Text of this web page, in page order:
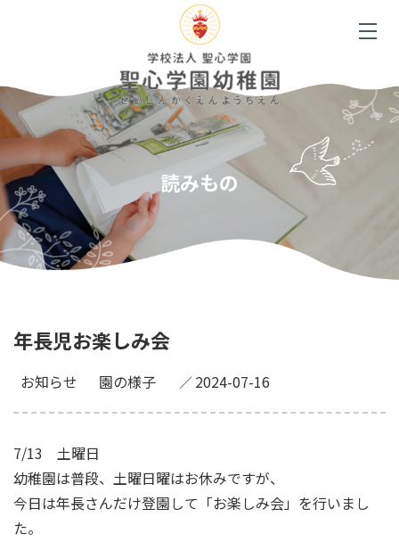
読みもの
年長児お楽しみ会
お知らせ 園の様子 2024-07-16
7/13 土曜日
幼稚園は普段、土曜日曜はお休みですが、
今日は年長さんだけ登園して「お楽しみ会」を行いまし
た。